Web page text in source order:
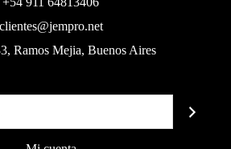
clientes@jempro.net
Ramos Mejia, Buenos Aires